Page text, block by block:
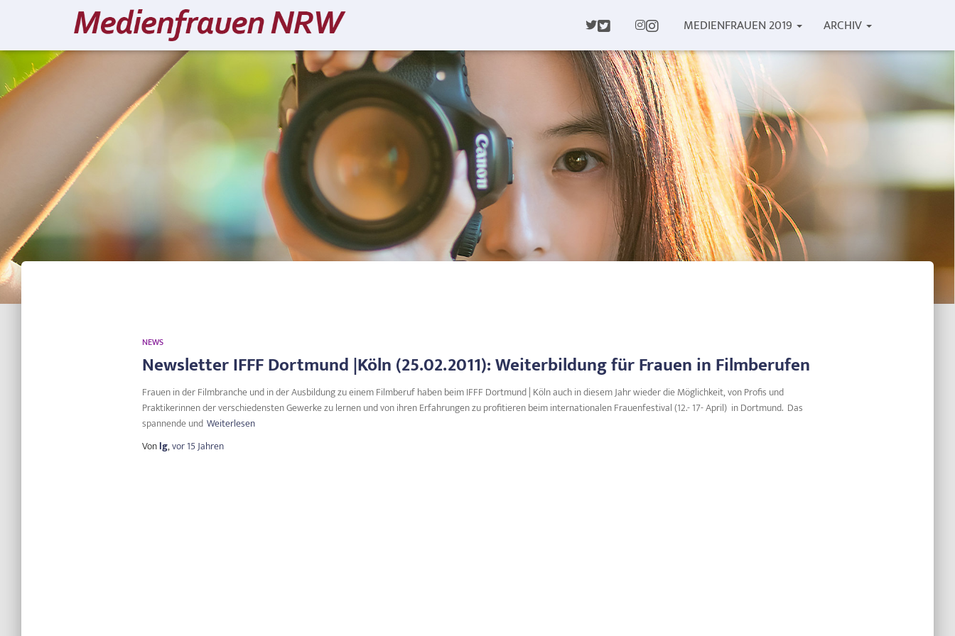
TWITTER INSTAGRAM
MEDIENFRAUEN 2019 ARCHIV
Weiterbildung
NEWS
Newsletter IFFF Dortmund |Köln (25.02.2011): Weiterbildung für Frauen in Filmberufen
Frauen in der Filmbranche und in der Ausbildung zu einem Filmberuf haben beim IFFF Dortmund | Köln auch in diesem Jahr wieder die Möglichkeit, von Profis und
Praktikerinnen der verschiedensten Gewerke zu lernen und von ihren Erfahrungen zu profitieren beim internationalen Frauenfestival (12.- 17- April) in Dortmund. Das
spannende und Weiterlesen
Vonlg,vor15 Jahren